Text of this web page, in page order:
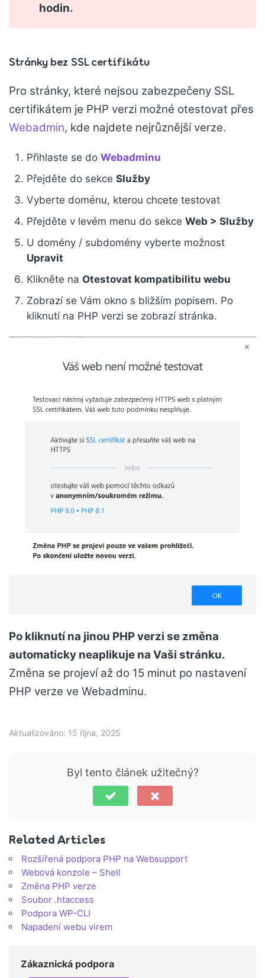
hodin.
Stránky bez SSL certifikátu
Pro stránky, které nejsou zabezpečeny SSL
certifikátem je PHP verzi možné otestovat přes
Webadmin, kde najdete nejrůznější verze.
Přihlaste se do Webadminu
Přejděte do sekce Služby
Vyberte doménu, kterou chcete testovat
Přejděte v levém menu do sekce Web > Služby
U domény / subdomény vyberte možnost
Upravit
Klikněte na Otestovat kompatibilitu webu
Zobrazí se Vám okno s bližším popisem. Po
kliknutí na PHP verzi se zobrazí stránka.
Po kliknutí na jinou PHP verzi se změna
automaticky neaplikuje na Vaši stránku.
Změna se projeví až do 15 minut po nastavení
PHP verze ve Webadminu.
Aktualizováno: 15 října, 2025
Byl tento článek užitečný?
Related Articles
Rozšířená podpora PHP na Websupport
Webová konzole – Shell
Změna PHP verze
Soubor .htaccess
Podpora WP-CLI
Napadení webu virem
Zákaznická podpora